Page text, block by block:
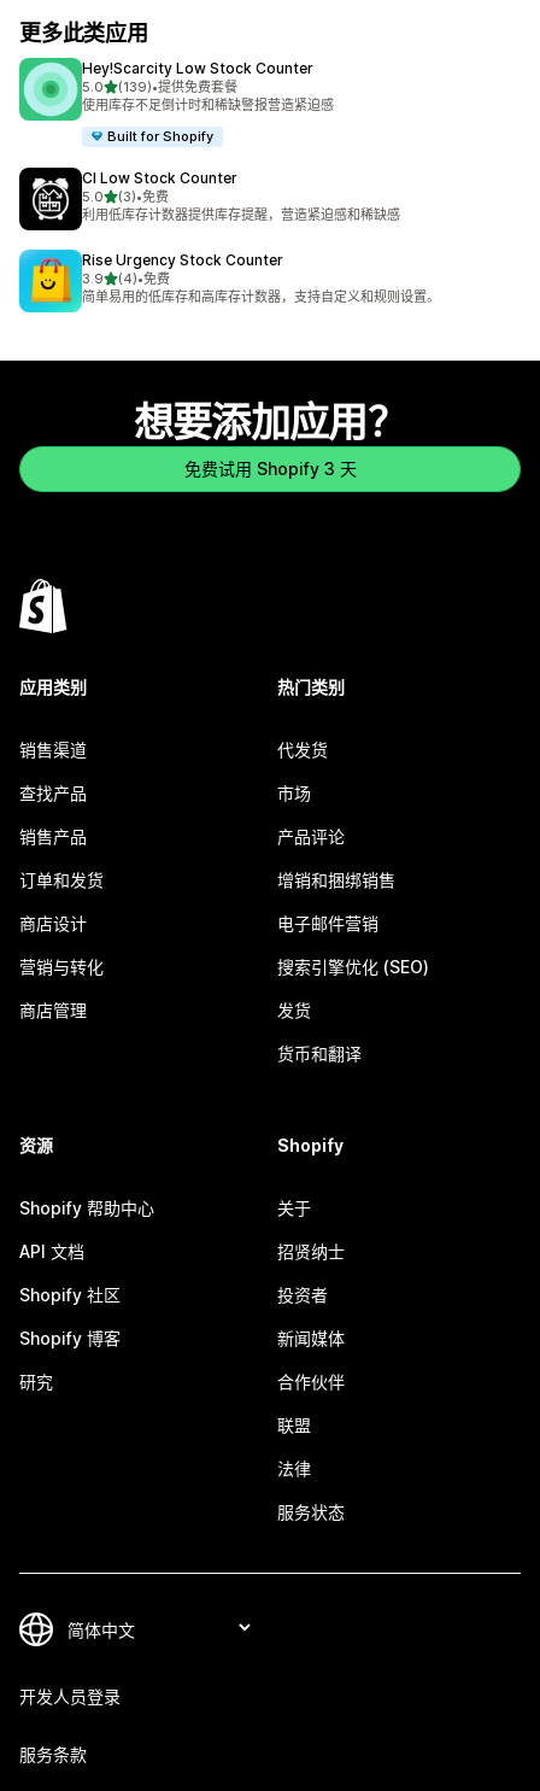
更多此类应用
Hey!Scarcity Low Stock Counter
5.0星（满分 5 星）
(139)
总共 139 条评论
•提供免费套餐
使用库存不足倒计时和稀缺警报营造紧迫感
Built for Shopify
CI Low Stock Counter
5.0星（满分 5 星）
(3)
总共 3 条评论
•免费
利用低库存计数器提供库存提醒，营造紧迫感和稀缺感
Rise Urgency Stock Counter
3.9星（满分 5 星）
(4)
总共 4 条评论
•免费
简单易用的低库存和高库存计数器，支持自定义和规则设置。
想要添加应用？
免费试用 Shopify 3 天
应用类别
销售渠道
查找产品
销售产品
订单和发货
商店设计
营销与转化
商店管理
热门类别
代发货
市场
产品评论
增销和捆绑销售
电子邮件营销
搜索引擎优化 (SEO)
发货
货币和翻译
资源
Shopify 帮助中心
API 文档
Shopify 社区
Shopify 博客
研究
Shopify
关于
招贤纳士
投资者
新闻媒体
合作伙伴
联盟
法律
服务状态
开发人员登录
服务条款